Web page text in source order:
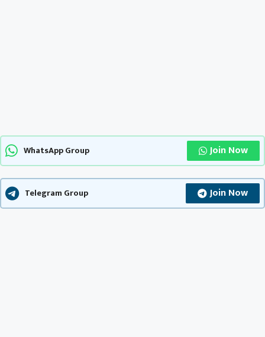
WhatsApp Group Join Now
Telegram Group Join Now